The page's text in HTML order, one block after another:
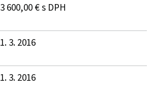
3 600,00 € s DPH
1. 3. 2016
1. 3. 2016